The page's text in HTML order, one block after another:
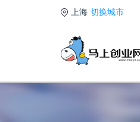
上海 切换城市